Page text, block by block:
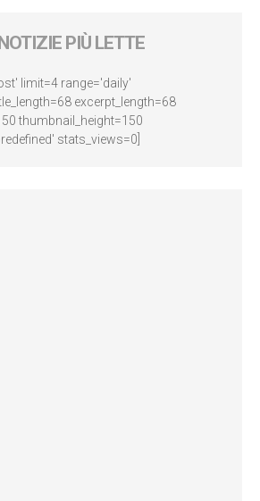
PIÙ LETTE
limit=4 range='daily'
excerpt_length=68
thumbnail_height=150
stats_views=0]